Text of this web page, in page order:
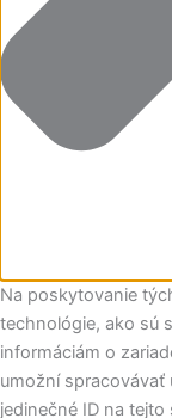
Na poskytovanie
technológie, ako sú
informáciám o
umožní spracovávať
jedinečné ID na